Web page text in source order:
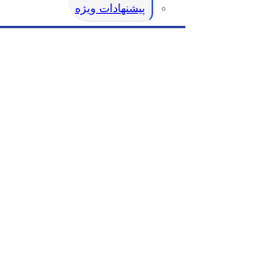
پیشنهادات ویژه